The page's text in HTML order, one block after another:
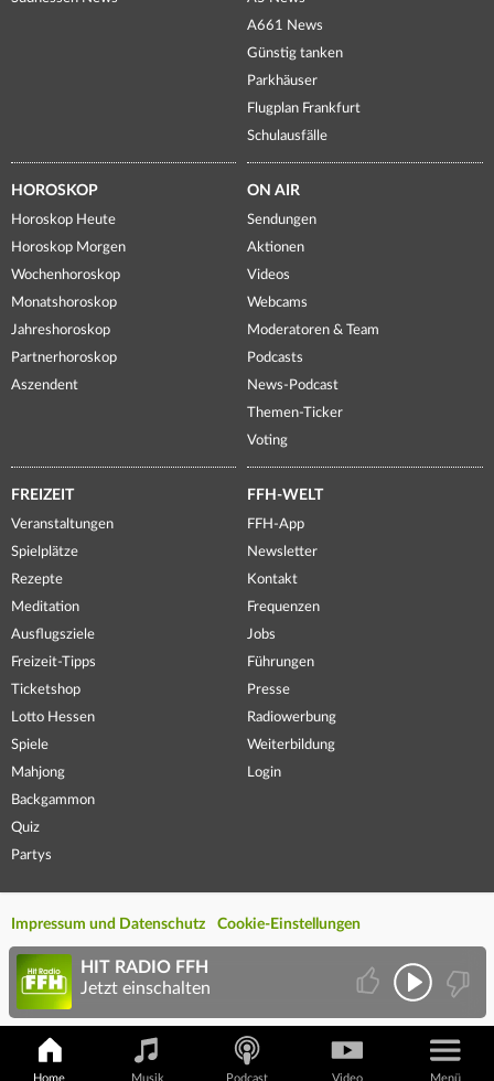
A661 News
Günstig tanken
Parkhäuser
Flugplan Frankfurt
Schulausfälle
HOROSKOP
Horoskop Heute
Horoskop Morgen
Wochenhoroskop
Monatshoroskop
Jahreshoroskop
Partnerhoroskop
Aszendent
ON AIR
Sendungen
Aktionen
Videos
Webcams
Moderatoren & Team
Podcasts
News-Podcast
Themen-Ticker
Voting
FREIZEIT
Veranstaltungen
Spielplätze
Rezepte
Meditation
Ausflugsziele
Freizeit-Tipps
Ticketshop
Lotto Hessen
Spiele
Mahjong
Backgammon
Quiz
Partys
FFH-WELT
FFH-App
Newsletter
Kontakt
Frequenzen
Jobs
Führungen
Presse
Radiowerbung
Weiterbildung
Login
Impressum und Datenschutz Cookie-Einstellungen
Home Musik Podcast Video Menü
HIT RADIO FFH
Jetzt einschalten